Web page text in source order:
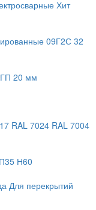
Хит
09Г2С 32
20 мм
RAL 7024 RAL 7004
Н60
Для перекрытий